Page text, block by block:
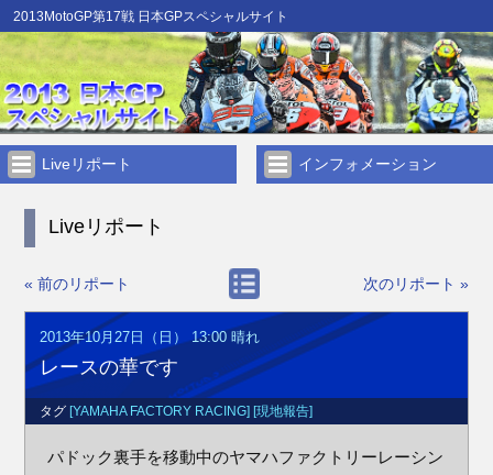
2013MotoGP第17戦 日本GPスペシャルサイト
Liveリポート インフォメーション
Liveリポート
« 前のリポート 次のリポート »
2013年10月27日（日） 13:00晴れ
レースの華です
タグ [YAMAHA FACTORY RACING] [現地報告]
パドック裏手を移動中のヤマハファクトリーレーシン